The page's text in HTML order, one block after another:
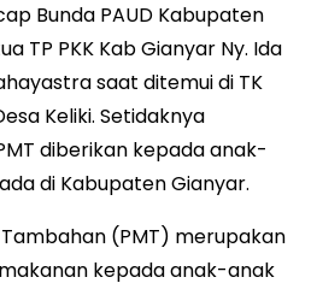
Bunda PAUD Kabupaten
TP PKK Kab Gianyar Ny. Ida
saat ditemui di TK
Keliki. Setidaknya
diberikan kepada anak-
di Kabupaten Gianyar.
(PMT) merupakan
kepada anak-anak